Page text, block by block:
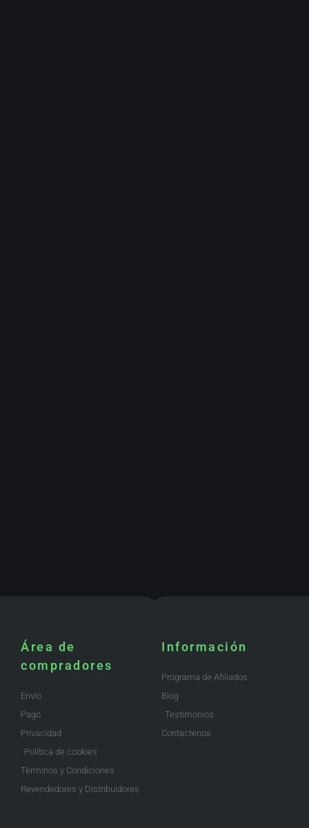
Área de
compradores
Envío
Pago
Privacidad
Política de cookies
Términos y Condiciones
Revendedores y Distribuidores
Información
Programa de Afiliados
Blog
Testimonios
Contactenos